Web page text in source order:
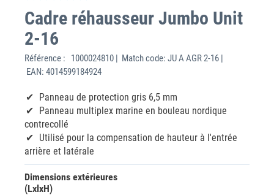
Cadre réhausseur Jumbo Unit
2-16
Référence :
1000024810 | Match code: JU A AGR 2-16 |
EAN: 4014599184924
Panneau de protection gris 6,5 mm
Panneau multiplex marine en bouleau nordique
contrecollé
Utilisé pour la compensation de hauteur à l'entrée
arrière et latérale
Dimensions extérieures
(LxlxH)